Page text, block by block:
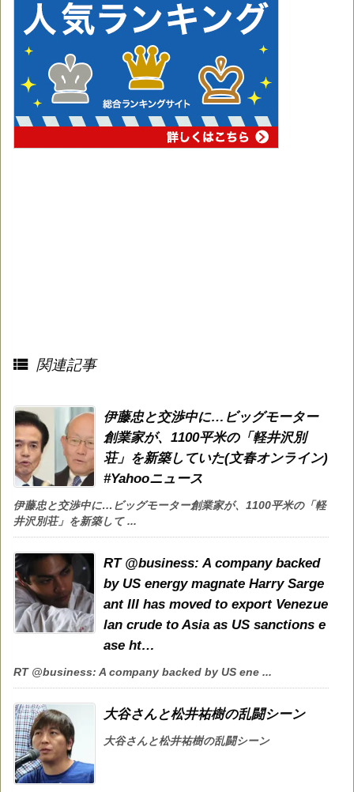
 関連記事
伊藤忠と交渉中に…ビッグモーター
創業家が、1100平米の「軽井沢別
荘」を新築していた(文春オンライン)
#Yahooニュース
伊藤忠と交渉中に…ビッグモーター創業家が、1100平米の「軽
井沢別荘」を新築して ...
RT @business: A company backed
by US energy magnate Harry Sarge
ant III has moved to export Venezue
lan crude to Asia as US sanctions e
ase ht…
RT @business: A company backed by US ene ...
大谷さんと松井祐樹の乱闘シーン
大谷さんと松井祐樹の乱闘シーン